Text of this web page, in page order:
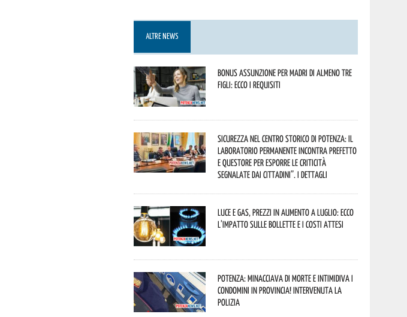
ALTRE NEWS
Bonus assunzione per madri di almeno tre
figli: ecco i requisiti
Sicurezza nel Centro Storico di Potenza: il
Laboratorio Permanente incontra Prefetto
e Questore per esporre le criticità
segnalate dai cittadini”. I dettagli
Luce e gas, prezzi in aumento a luglio: ecco
l’impatto sulle bollette e i costi attesi
Potenza: minacciava di morte e intimidiva i
condomini in provincia! Intervenuta la
Polizia